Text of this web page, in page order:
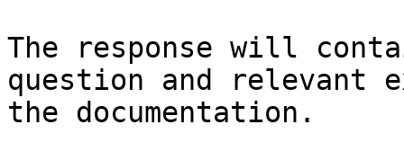
The response will
question and relevant
the documentation.